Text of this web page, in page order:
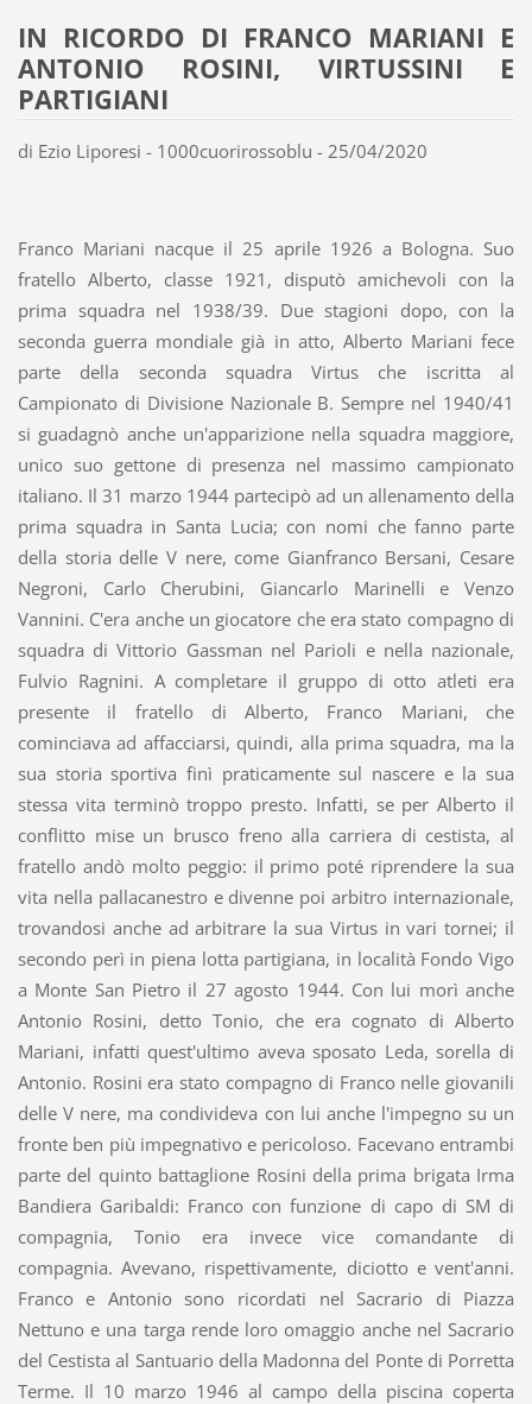
IN RICORDO DI FRANCO MARIANI E
ANTONIO ROSINI, VIRTUSSINI E
PARTIGIANI
di Ezio Liporesi - 1000cuorirossoblu - 25/04/2020
Franco Mariani nacque il 25 aprile 1926 a Bologna. Suo
fratello Alberto, classe 1921, disputò amichevoli con la
prima squadra nel 1938/39. Due stagioni dopo, con la
seconda guerra mondiale già in atto, Alberto Mariani fece
parte della seconda squadra Virtus che iscritta al
Campionato di Divisione Nazionale B. Sempre nel 1940/41
si guadagnò anche un'apparizione nella squadra maggiore,
unico suo gettone di presenza nel massimo campionato
italiano. Il 31 marzo 1944 partecipò ad un allenamento della
prima squadra in Santa Lucia; con nomi che fanno parte
della storia delle V nere, come Gianfranco Bersani, Cesare
Negroni, Carlo Cherubini, Giancarlo Marinelli e Venzo
Vannini. C'era anche un giocatore che era stato compagno di
squadra di Vittorio Gassman nel Parioli e nella nazionale,
Fulvio Ragnini. A completare il gruppo di otto atleti era
presente il fratello di Alberto, Franco Mariani, che
cominciava ad affacciarsi, quindi, alla prima squadra, ma la
sua storia sportiva finì praticamente sul nascere e la sua
stessa vita terminò troppo presto. Infatti, se per Alberto il
conflitto mise un brusco freno alla carriera di cestista, al
fratello andò molto peggio: il primo poté riprendere la sua
vita nella pallacanestro e divenne poi arbitro internazionale,
trovandosi anche ad arbitrare la sua Virtus in vari tornei; il
secondo perì in piena lotta partigiana, in località Fondo Vigo
a Monte San Pietro il 27 agosto 1944. Con lui morì anche
Antonio Rosini, detto Tonio, che era cognato di Alberto
Mariani, infatti quest'ultimo aveva sposato Leda, sorella di
Antonio. Rosini era stato compagno di Franco nelle giovanili
delle V nere, ma condivideva con lui anche l'impegno su un
fronte ben più impegnativo e pericoloso. Facevano entrambi
parte del quinto battaglione Rosini della prima brigata Irma
Bandiera Garibaldi: Franco con funzione di capo di SM di
compagnia, Tonio era invece vice comandante di
compagnia. Avevano, rispettivamente, diciotto e vent'anni.
Franco e Antonio sono ricordati nel Sacrario di Piazza
Nettuno e una targa rende loro omaggio anche nel Sacrario
del Cestista al Santuario della Madonna del Ponte di Porretta
Terme. Il 10 marzo 1946 al campo della piscina coperta